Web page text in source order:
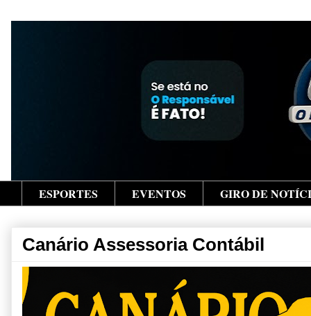
ESPORTES EVENTOS GIRO DE
Canário Assessoria Contábil